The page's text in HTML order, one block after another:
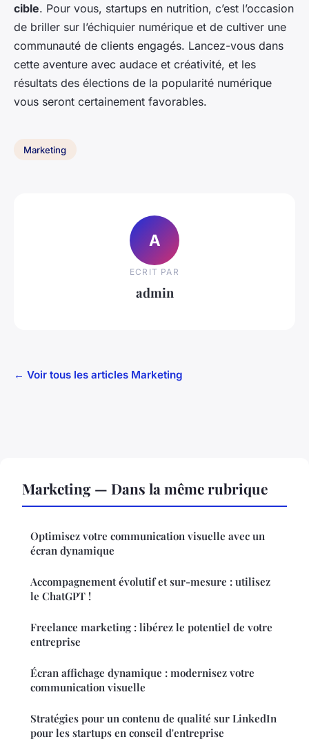
cible. Pour vous, startups en nutrition, c’est l’occasion
de briller sur l’échiquier numérique et de cultiver une
communauté de clients engagés. Lancez-vous dans
cette aventure avec audace et créativité, et les
résultats des élections de la popularité numérique
vous seront certainement favorables.
Marketing
A
ECRIT PAR
admin
← Voir tous les articles Marketing
Marketing — Dans la même rubrique
Optimisez votre communication visuelle avec un
écran dynamique
Accompagnement évolutif et sur-mesure : utilisez
le ChatGPT !
Freelance marketing : libérez le potentiel de votre
entreprise
Écran affichage dynamique : modernisez votre
communication visuelle
Stratégies pour un contenu de qualité sur LinkedIn
pour les startups en conseil d'entreprise